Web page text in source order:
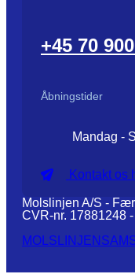
+45 70
Åbningstider
Mandag -
Kontakt os
Molslinjen A/S -
CVR-nr. 17881248
MOLSLINJEN